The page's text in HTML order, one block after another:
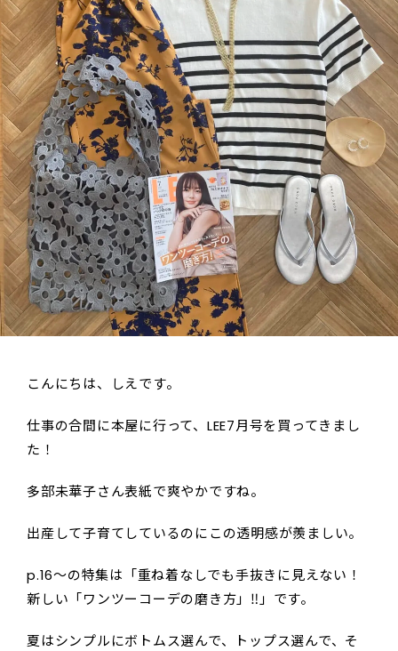
こんにちは、しえです。
仕事の合間に本屋に行って、LEE7月号を買ってきまし
た！
多部未華子さん表紙で爽やかですね。
出産して子育てしているのにこの透明感が羨ましい。
p.16〜の特集は「重ね着なしでも手抜きに見えない！
新しい「ワンツーコーデの磨き方」‼︎」です。
夏はシンプルにボトムス選んで、トップス選んで、そ